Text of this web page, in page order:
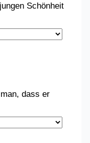
Schönheit
dass er